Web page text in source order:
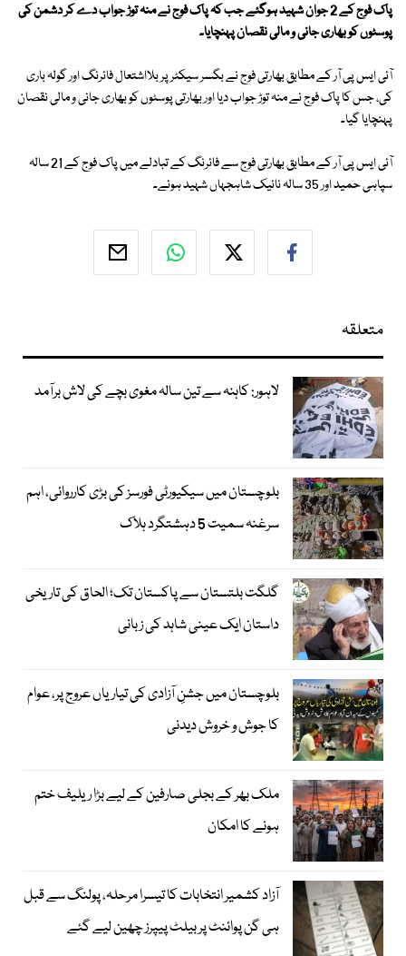
پاک فوج کے 2 جوان شہید ہوگئے جب کہ پاک فوج نے منہ توڑ جواب دے کر دشمن کی
پوسٹوں کو بھاری جانی و مالی نقصان پہنچایا۔
آئی ایس پی آر کے مطابق بھارتی فوج نے بگسر سیکٹر پر بلااشتعال فائرنگ اور گولہ باری
کی، جس کا پاک فوج نے منہ توڑ جواب دیا اور بھارتی پوسٹوں کو بھاری جانی و مالی نقصان
پہنچایا گیا۔
آئی ایس پی آر کے مطابق بھارتی فوج سے فائرنگ کے تبادلے میں پاک فوج کے 21 سالہ
سپاہی حمید اور 35 سالہ نائیک شاہجہاں شہید ہوئے۔
متعلقہ
لاہور: کاہنہ سے تین سالہ مغوی بچے کی لاش برآمد
بلوچستان میں سیکیورٹی فورسز کی بڑی کارروائی، اہم
سرغنہ سمیت 5 دہشتگرد ہلاک
گلگت بلتستان سے پاکستان تک؛ الحاق کی تاریخی
داستان ایک عینی شاہد کی زبانی
بلوچستان میں جشنِ آزادی کی تیاریاں عروج پر، عوام
کا جوش و خروش دیدنی
ملک بھر کے بجلی صارفین کے لیے بڑا ریلیف ختم
ہونے کا امکان
آزاد کشمیر انتخابات کا تیسرا مرحلہ، پولنگ سے قبل
ہی گن پوائنٹ پر بیلٹ پیپرز چھین لیے گئے